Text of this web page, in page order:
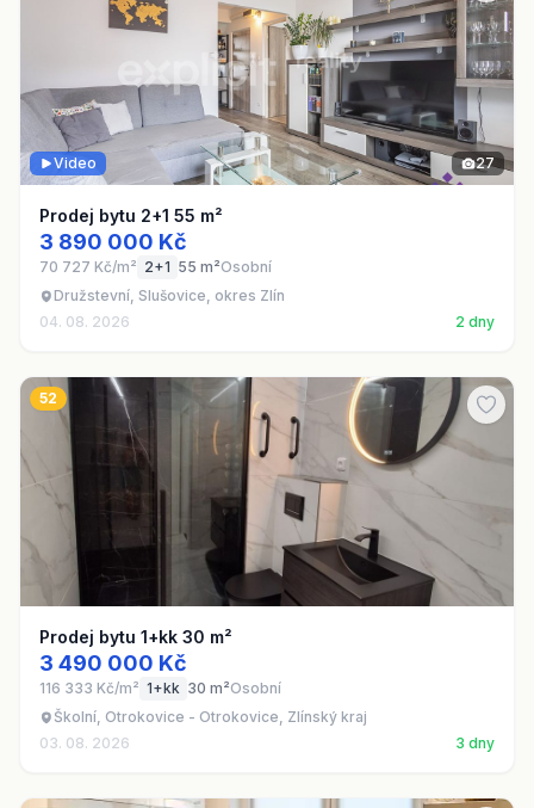
27
Video
Prodej bytu 2+1 55 m²
3 890 000 Kč
70 727 Kč/m² 2+1 55 m²Osobní
Družstevní, Slušovice, okres Zlín
04. 08. 2026
2 dny
52
Prodej bytu 1+kk 30 m²
3 490 000 Kč
116 333 Kč/m² 1+kk 30 m²Osobní
Školní, Otrokovice - Otrokovice, Zlínský kraj
03. 08. 2026
3 dny